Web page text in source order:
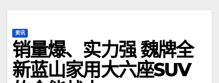
资讯
销量爆、实力强 魏牌全
新蓝山家用大六座SUV